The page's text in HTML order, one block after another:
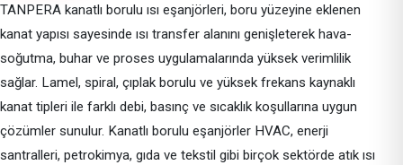
TANPERA kanatlı borulu ısı eşanjörleri, boru yüzeyine eklenen
kanat yapısı sayesinde ısı transfer alanını genişleterek hava-
soğutma, buhar ve proses uygulamalarında yüksek verimlilik
sağlar. Lamel, spiral, çıplak borulu ve yüksek frekans kaynaklı
kanat tipleri ile farklı debi, basınç ve sıcaklık koşullarına uygun
çözümler sunulur. Kanatlı borulu eşanjörler HVAC, enerji
santralleri, petrokimya, gıda ve tekstil gibi birçok sektörde atık ısı